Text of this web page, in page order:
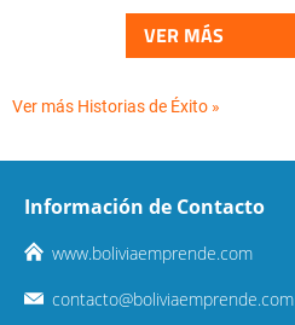
VER MÁS
Ver más Historias de Éxito »
Información de Contacto
www.boliviaemprende.com
contacto@boliviaemprende.com